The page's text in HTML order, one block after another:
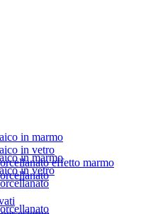
in marmo
in vetro
in marmo
in vetro
effetto marmo